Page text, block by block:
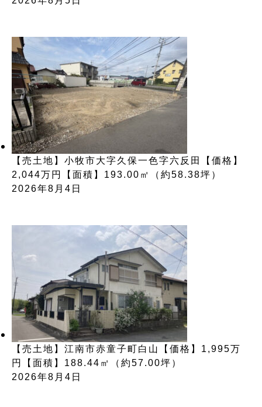
【売土地】小牧市大字久保一色字六反田【価格】
2,044万円【面積】193.00㎡（約58.38坪）
2026年8月4日
【売土地】江南市赤童子町白山【価格】1,995万
円【面積】188.44㎡（約57.00坪）
2026年8月4日